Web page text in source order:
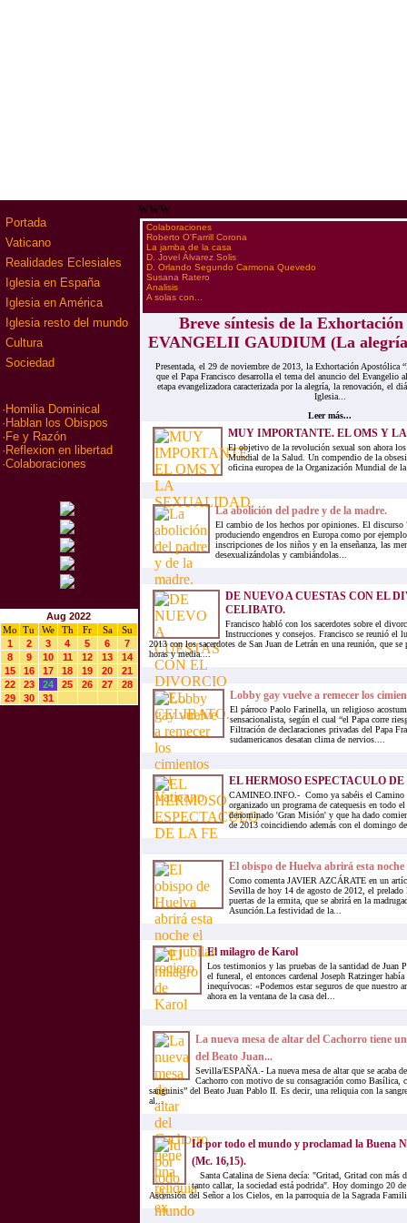
Portada
Vaticano
Realidades Eclesiales
Iglesia en España
Iglesia en América
Iglesia resto del mundo
Cultura
Sociedad
· Homilia Dominical
· Hablan los Obispos
· Fe y Razón
· Reflexion en libertad
·Colaboraciones
Aug 2022
Mo
Tu We Th Fr Sa
Su
1
2 3 4 5 6
7
8
9 10 11 12 13
14
15
16 17 18 19 20
21
22
23 24 25 26 27
28
29
30 31
www
·Colaboraciones
·Roberto O'Farrill Corona
·La jamba de la casa
·D. Jovel Álvarez Solis
·D. Orlando Segundo Carmona Quevedo
·Susana Ratero
·Analisis
·A solas con...
Breve síntesis de la
EVANGELII GAUDIUM (La
Presentada, el 29 de noviembre de 2013, la Exhortación Apostólica
que el Papa Francisco desarrolla el tema del anuncio del Evangelio
etapa evangelizadora caracterizada por la alegría, la renovación, el
Iglesia...
Leer más...
MUY IMPORTANTE. EL OMS Y
El objetivo de la revolución sexual son ahora
Mundial de la Salud. Un compendio de la
oficina europea de la Organización Mundial de
La abolición del padre y de la madre.
El cambio de los hechos por opiniones. El discurso
produciendo engendros en Europa como por
inscripciones de los niños y en la enseñanza, las
desexualizándolas y cambiándolas...
DE NUEVO A CUESTAS CON EL
CELIBATO.
Francisco habló con los sacerdotes sobre el
Instrucciones y consejos. Francisco se reunió el
2013 con los sacerdotes de San Juan de Letrán en una reunión, que
horas y media....
Lobby gay vuelve a remecer los
El párroco Paolo Farinella, un religioso
sensacionalista, según el cual “el Papa corre
Filtración de declaraciones privadas del Papa
sudamericanos desatan clima de nervios....
EL HERMOSO ESPECTACULO DE
CAMINEO.INFO.- Como ya sabéis el Camino
organizado un programa de catequesis en todo
denominado 'Gran Misión' y que ha dado
de 2013 coincidiendo además con el domingo
El obispo de Huelva abrirá esta
Como comenta JAVIER AZCÁRATE en un
Sevilla de hoy 14 de agosto de 2012, el prelado
puertas de la ermita, que se abrirá en la
Asunción.La festividad de la...
El milagro de Karol
Los testimonios y las pruebas de la santidad de Juan
el funeral, el entonces cardenal Joseph Ratzinger
inequívocas: «Podemos estar seguros de que nuestro
ahora en la ventana de la casa del...
La nueva mesa de altar del Cachorro tiene
del Beato Juan...
Sevilla/ESPAÑA.- La nueva mesa de altar que se acaba
Cachorro con motivo de su consagración como Basílica,
sanguinis” del Beato Juan Pablo II. Es decir, una reliquia con la
al...
Id por todo el mundo y proclamad la Buena
(Mc. 16,15).
Santa Catalina de Siena decía: "Gritad, Gritad con más
tanto callar, la sociedad está podrida". Hoy domingo 20
Ascensión del Señor a los Cielos, en la parroquia de la Sagrada